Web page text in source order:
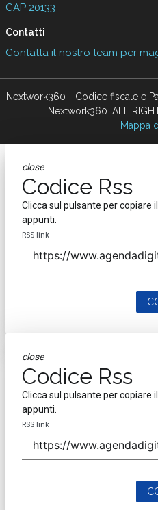
CAP 20133
Contatti
Contatta il nostro team per
Nextwork360 - Codice fiscale e
Nextwork360. ALL
Mappa
close
Codice Rss
Clicca sul pulsante per copiare
appunti.
RSS link
close
Codice Rss
Clicca sul pulsante per copiare
appunti.
RSS link